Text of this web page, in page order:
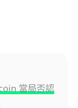
當局否認